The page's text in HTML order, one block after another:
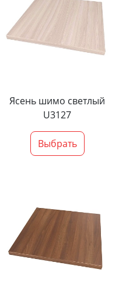
Ясень шимо светлый
U3127
Выбрать